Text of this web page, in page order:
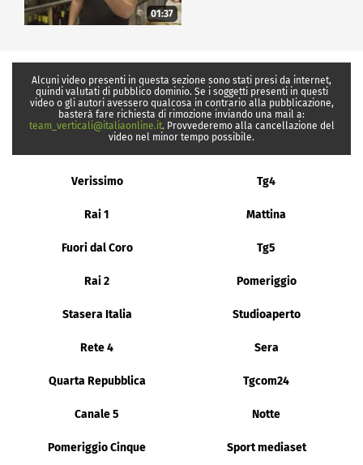
01:37
Alcuni video presenti in questa sezione sono stati presi da internet,
quindi valutati di pubblico dominio. Se i soggetti presenti in questi
video o gli autori avessero qualcosa in contrario alla pubblicazione,
basterà fare richiesta di rimozione inviando una mail a:
team_verticali@italiaonline.it. Provvederemo alla cancellazione del
video nel minor tempo possibile.
Verissimo Tg4
Rai 1 Mattina
Fuori dal Coro Tg5
Rai 2 Pomeriggio
Stasera Italia Studioaperto
Rete 4 Sera
Quarta Repubblica Tgcom24
Canale 5 Notte
Pomeriggio Cinque Sport mediaset